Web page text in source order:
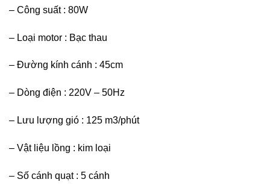
– Công suất : 80W
– Loại motor : Bạc thau
– Đường kính cánh : 45cm
– Dòng điện : 220V – 50Hz
– Lưu lượng gió : 125 m3/phút
– Vật liệu lồng : kim loại
– Số cánh quạt : 5 cánh